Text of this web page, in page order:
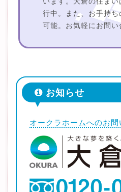
行中。また、お手持
可能。お気軽にお問い
お知らせ
オークラホームへのお